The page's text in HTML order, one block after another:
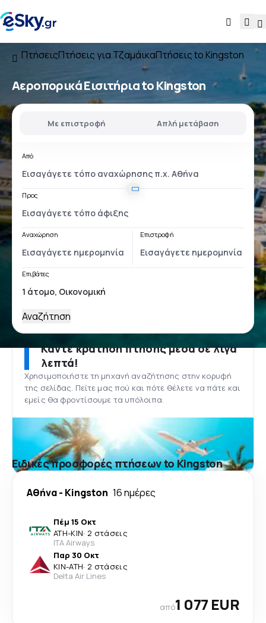
ΠτήσειςΠτήσεις για ΤζαμάικαΠτήσεις to Kingston
Αεροπορικά Εισιτήρια to Kingston
Με επιστροφή Απλή μετάβαση
Από
Προς
Αναχώρηση Επιστροφή
Επιβάτες
Αναζήτηση
Κάντε κράτηση πτήσης μέσα σε λίγα
λεπτά!
Χρησιμοποιήστε τη μηχανή αναζήτησης στην κορυφή
της σελίδας. Πείτε μας πού και πότε θέλετε να πάτε και
εμείς θα φροντίσουμε τα υπόλοιπα.
Ειδικές προσφορές πτήσεων to Kingston
Αθήνα- Kingston 16 ημέρες
Πέμ 15 Οκτ
ATH-KIN· 2 στάσεις
ITA Airways
Παρ 30 Οκτ
KIN-ATH· 2 στάσεις
Delta Air Lines
από1 077 EUR